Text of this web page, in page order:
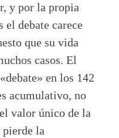
y por la propia
el debate carece
que su vida
casos. El
en los 142
acumulativo, no
valor único de la
la